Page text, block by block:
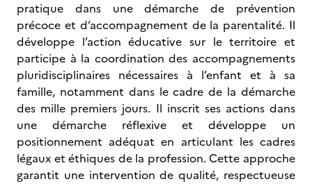
pratique dans une démarche de prévention
précoce et d’accompagnement de la parentalité. Il
développe l’action éducative sur le territoire et
participe à la coordination des accompagnements
pluridisciplinaires nécessaires à l’enfant et à sa
famille, notamment dans le cadre de la démarche
des mille premiers jours. Il inscrit ses actions dans
une démarche réflexive et développe un
positionnement adéquat en articulant les cadres
légaux et éthiques de la profession. Cette approche
garantit une intervention de qualité, respectueuse